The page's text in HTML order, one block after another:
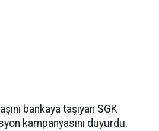
bankaya taşıyan SGK
kampanyasını duyurdu.